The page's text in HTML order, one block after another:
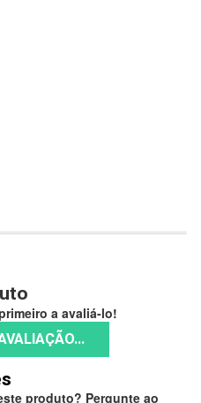
a avaliá-lo!
produto? Pergunte ao